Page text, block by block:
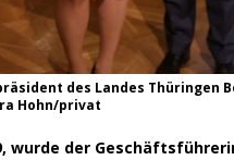
des Landes Thüringen
Hohn/privat
wurde der